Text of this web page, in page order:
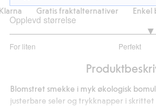
Gratis fraktalternativer Enkel
Opplevd størrelse
For liten Perfekt
av
6
stemmer
Blomstret smekke i myk økologisk
justerbare seler og trykknapper i